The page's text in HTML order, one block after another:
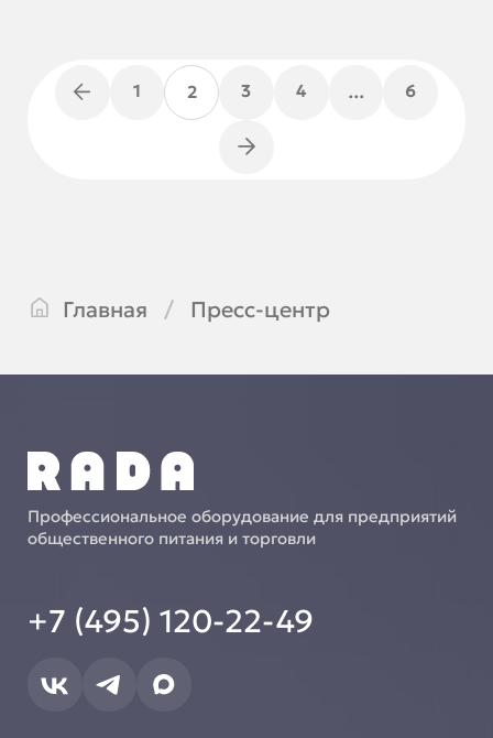
1 2 3 4 … 6
Главная Пресс-центр
Профессиональное оборудование для предприятий
общественного питания и торговли
+7 (495) 120-22-49